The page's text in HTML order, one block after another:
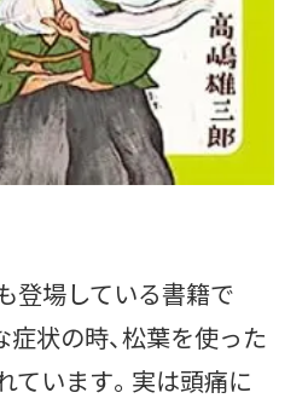
登場している書籍で
症状の時、松葉を使った
ています。実は頭痛に